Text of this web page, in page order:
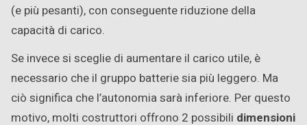
(e più pesanti), con conseguente riduzione della
capacità di carico.
Se invece si sceglie di aumentare il carico utile, è
necessario che il gruppo batterie sia più leggero. Ma
ciò significa che l’autonomia sarà inferiore. Per questo
motivo, molti costruttori offrono 2 possibili dimensioni